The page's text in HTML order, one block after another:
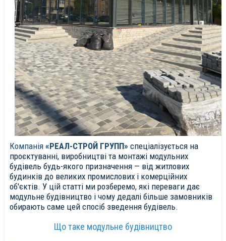
Компанія«РЕАЛ-СТРОЙ ГРУПП» спеціалізується на
проєктуванні, виробництві та монтажі модульних
будівель будь-якого призначення — від житлових
будинків до великих промислових і комерційних
об'єктів. У цій статті ми розберемо, які переваги дає
модульне будівництво і чому дедалі більше замовників
обирають саме цей спосіб зведення будівель.
Що таке модульне будівництво